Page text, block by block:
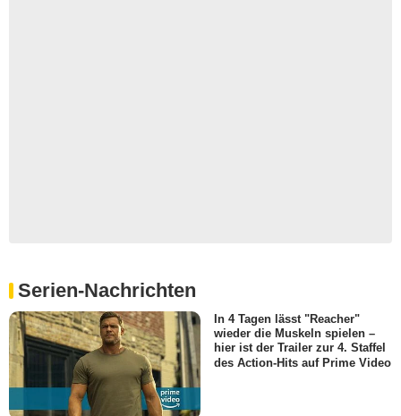
Serien-Nachrichten
In 4 Tagen lässt "Reacher"
wieder die Muskeln spielen –
hier ist der Trailer zur 4. Staffel
des Action-Hits auf Prime Video